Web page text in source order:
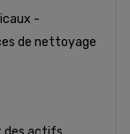
-
de nettoyage